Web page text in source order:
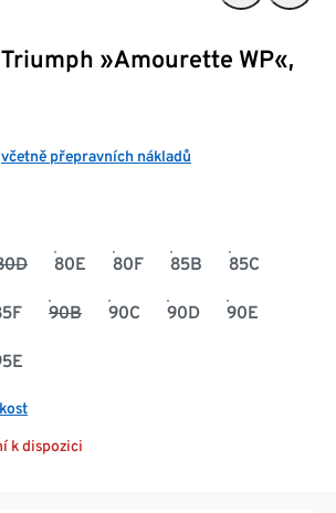
»Amourette WP«,
včetně přepravních nákladů
80E 80F 85B 85C
90B 90C 90D 90E
k dispozici